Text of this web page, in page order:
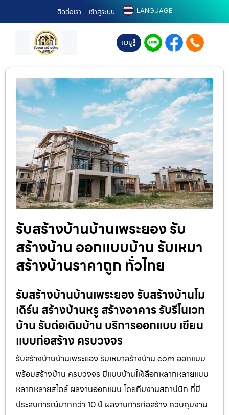
ติดต่อเรา เข้าสู่ระบบ LANGUAGE
เมนู
รับสร้างบ้านบ้านเพระยอง รับ
สร้างบ้าน ออกแบบบ้าน รับเหมา
สร้างบ้านราคาถูก ทั่วไทย
รับสร้างบ้านบ้านเพระยอง รับสร้างบ้านโม
เดิร์น สร้างบ้านหรู สร้างอาคาร รับรีโนเวท
บ้าน รับต่อเติมบ้าน บริการออกแบบ เขียน
แบบก่อสร้าง ครบวงจร
รับสร้างบ้านบ้านเพระยอง รับเหมาสร้างบ้าน.com ออกแบบ
พร้อมสร้างบ้าน ครบวงจร มีแบบบ้านให้เลือกหลากหลายแบบ
หลากหลายสไตล์ ผลงานออกแบบ โดยทีมงานสถาปนิก ที่มี
ประสบการณ์มากกว่า 10 ปี ผลงานการก่อสร้าง ควบคุมงาน